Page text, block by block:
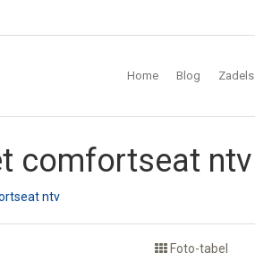
Home Blog Zadels
comfortseat ntv
ntv
Foto-tabel